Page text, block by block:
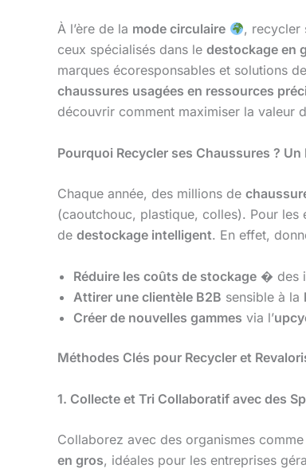
À l’ère de la mode circulaire , recycler
ceux spécialisés dans le destockage en
marques écoresponsables et solutions de
chaussures usagées en ressources
découvrir comment maximiser la valeur
Pourquoi Recycler ses Chaussures ?
Chaque année, des millions de
(caoutchouc, plastique, colles). Pour les
de destockage intelligent. En effet,
Réduire les coûts de stockage � des
Attirer une clientèle B2B sensible à la
Créer de nouvelles gammes via l’
Méthodes Clés pour Recycler et
1. Collecte et Tri Collaboratif avec des
Collaborez avec des organismes comme
en gros, idéales pour les entreprises